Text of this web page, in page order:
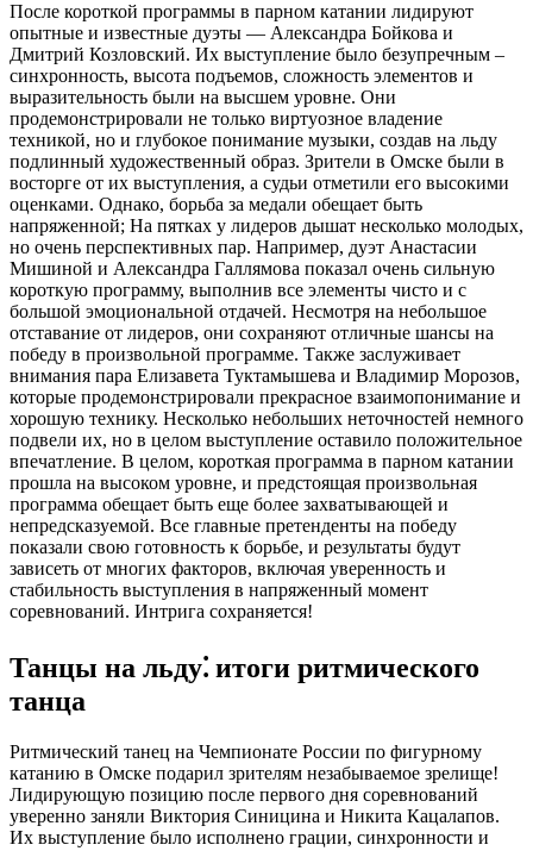
После короткой программы в парном катании лидируют
опытные и известные дуэты — Александра Бойкова и
Дмитрий Козловский. Их выступление было безупречным –
синхронность, высота подъемов, сложность элементов и
выразительность были на высшем уровне. Они
продемонстрировали не только виртуозное владение
техникой, но и глубокое понимание музыки, создав на льду
подлинный художественный образ. Зрители в Омске были в
восторге от их выступления, а судьи отметили его высокими
оценками. Однако, борьба за медали обещает быть
напряженной; На пятках у лидеров дышат несколько молодых,
но очень перспективных пар. Например, дуэт Анастасии
Мишиной и Александра Галлямова показал очень сильную
короткую программу, выполнив все элементы чисто и с
большой эмоциональной отдачей. Несмотря на небольшое
отставание от лидеров, они сохраняют отличные шансы на
победу в произвольной программе. Также заслуживает
внимания пара Елизавета Туктамышева и Владимир Морозов,
которые продемонстрировали прекрасное взаимопонимание и
хорошую технику. Несколько небольших неточностей немного
подвели их, но в целом выступление оставило положительное
впечатление. В целом, короткая программа в парном катании
прошла на высоком уровне, и предстоящая произвольная
программа обещает быть еще более захватывающей и
непредсказуемой. Все главные претенденты на победу
показали свою готовность к борьбе, и результаты будут
зависеть от многих факторов, включая уверенность и
стабильность выступления в напряженный момент
соревнований. Интрига сохраняется!
Танцы на льду⁚ итоги ритмического
танца
Ритмический танец на Чемпионате России по фигурному
катанию в Омске подарил зрителям незабываемое зрелище!
Лидирующую позицию после первого дня соревнований
уверенно заняли Виктория Синицина и Никита Кацалапов.
Их выступление было исполнено грации, синхронности и